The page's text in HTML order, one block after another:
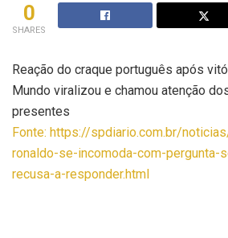
0
SHARES
Reação do craque português após
Mundo viralizou e chamou atenção
presentes
Fonte: https://spdiario.com.br/
ronaldo-se-incomoda-com-
recusa-a-responder.html